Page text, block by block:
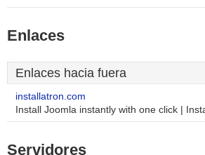
Enlaces
Enlaces hacia fuera
installatron.com
Install Joomla instantly with one click |
Servidores